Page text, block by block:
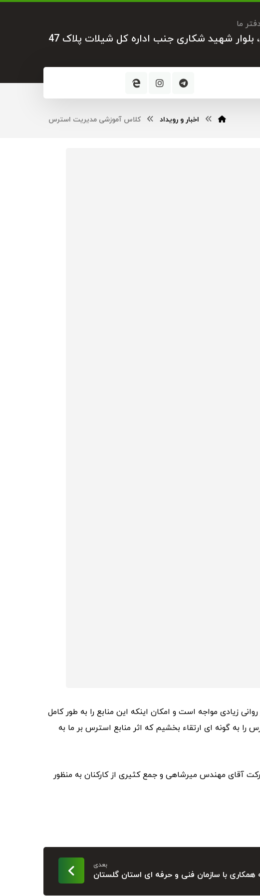
ما
بلوار شهید شکاری جنب اداره کل شیلات پلاک 47
اخبار و رویداد کلاس آموزشی مدیریت استرس
زیادی مواجه است و امکان اینکه این منابع را به طور کامل
به گونه ای ارتقاء بخشیم که اثر منابع استرس بر ما به
آقای مهندس میرشاهی و جمع کثیری از کارکنان به منظور
بعدی
همکاری با سازمان فنی و حرفه ای استان گلستان